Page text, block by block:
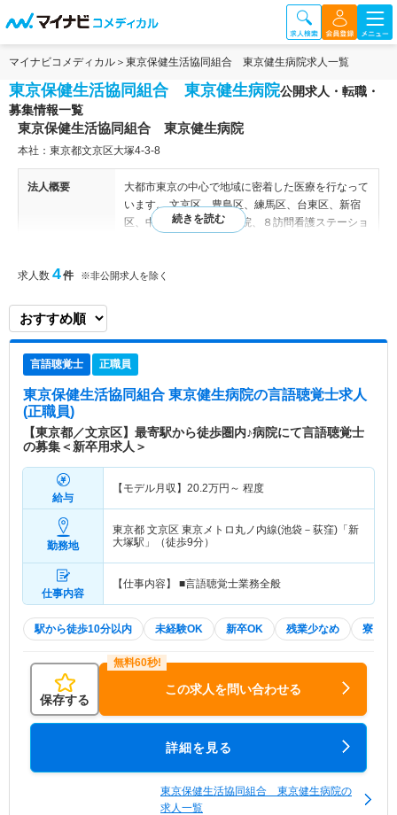
マイナビコメディカル 東京保健生活協同組合 東京健生病院求人一覧
東京保健生活協同組合 東京健生病院公開求人・転職・
募集情報一覧
東京保健生活協同組合 東京健生病院
本社：東京都文京区大塚4-3-8
法人概要
大都市東京の中心で地域に密着した医療を行なって
います。 文京区、豊島区、練馬区、台東区、新宿
区、中央区の６区に２病院、８訪問看護ステーショ
り、地域の人たちが「住み慣れた地域で安心して暮
貫した医療・介護を展開しています。 【病床数】 1
26床 【診療科目】 一般内科・呼吸器内科・循環器
科・リハビリテーション科・透析 【施設基準】 ・
0：1】 【認定施設】 日本内科学会教育関連施設、
日本プライマリ・ケア学会認定研修施設、日本呼吸
器学会認定施設、日本外科学会認定施設、日本胸部
外科学会関連施設、日本呼吸器外科学会関連施設、
日本呼吸器内視鏡学会認定施設、日本静脈経腸栄養
学会ＮＳＴ稼動施設
病院情報補足 電子カルテ導入済み
特色
室、訪問看護など幅広いキャリア形成が可能です。
方でも働きやすい環境です。 ■夜勤回数も上限は5
回までと決まっており、残業も比較的少ないためメ
が、土日出勤は祝日同様振り替え休日があり、看護
師長は職員の希望休をできる限りかなえようという
思いをお持ちです。
求人数 4件 ※非公開求人を除く
言語聴覚士 正職員
東京保健生活協同組合 東京健生病院の言語聴覚士求人
(正職員)
【東京都／文京区】最寄駅から徒歩圏内♪病院にて言語聴覚士
の募集＜新卒用求人＞
給与
【モデル月収】 20.2万円～ 程度
勤務地
東京都 文京区 東京メトロ丸ノ内線(池袋－荻窪)「新
大塚駅」（徒歩9分）
仕事内容
【仕事内容】 ■言語聴覚士業務全般
駅から徒歩10分以内 未経験OK 新卒OK 残業少なめ 寮・借
保存する
この求人を問い合わせる
詳細を見る
東京保健生活協同組合 東京健生病院の
求人一覧